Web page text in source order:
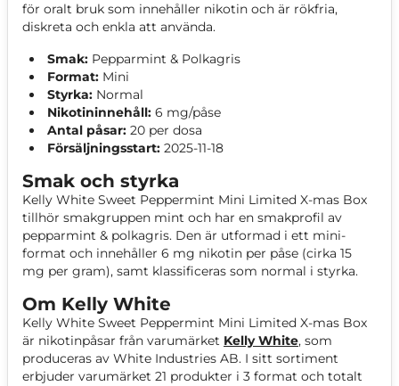
för oralt bruk som innehåller nikotin och är rökfria,
diskreta och enkla att använda.
Smak: Pepparmint & Polkagris
Format: Mini
Styrka: Normal
Nikotininnehåll: 6 mg/påse
Antal påsar: 20 per dosa
Försäljningsstart: 2025-11-18
Smak och styrka
Kelly White Sweet Peppermint Mini Limited X-mas Box
tillhör smakgruppen mint och har en smakprofil av
pepparmint & polkagris. Den är utformad i ett mini-
format och innehåller 6 mg nikotin per påse (cirka 15
mg per gram), samt klassificeras som normal i styrka.
Om Kelly White
Kelly White Sweet Peppermint Mini Limited X-mas Box
är nikotinpåsar från varumärket Kelly White, som
produceras av White Industries AB. I sitt sortiment
erbjuder varumärket 21 produkter i 3 format och totalt